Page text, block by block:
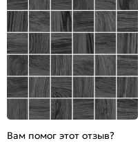
Вам помог этот отзыв?